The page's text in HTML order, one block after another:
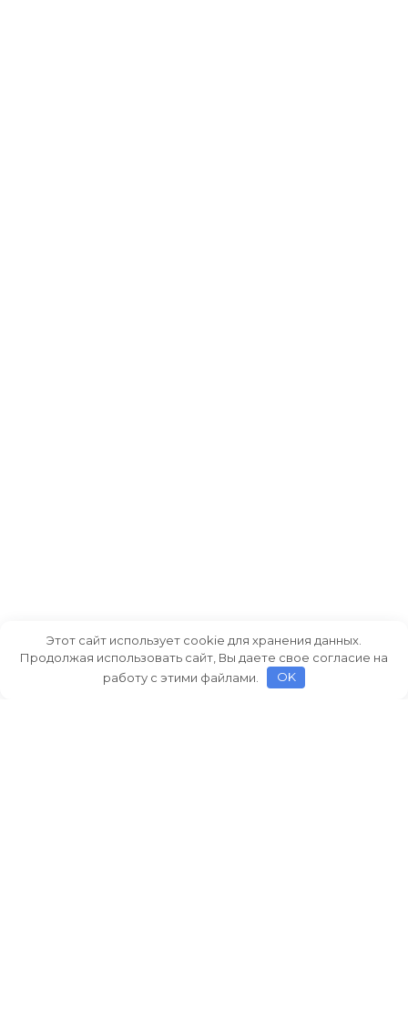
Этот сайт использует cookie для хранения данных.
Продолжая использовать сайт, Вы даете свое согласие на
работу с этими файлами.
OK